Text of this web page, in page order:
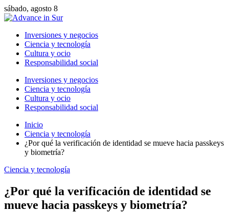
sábado, agosto 8
Inversiones y negocios
Ciencia y tecnología
Cultura y ocio
Responsabilidad social
Inversiones y negocios
Ciencia y tecnología
Cultura y ocio
Responsabilidad social
Inicio
Ciencia y tecnología
¿Por qué la verificación de identidad se mueve hacia passkeys
y biometría?
Ciencia y tecnología
¿Por qué la verificación de identidad se
mueve hacia passkeys y biometría?